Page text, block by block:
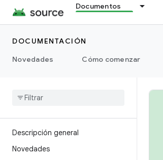
Documentos
DOCUMENTACIÓN
Novedades
Cómo comenzar
Descripción general
Novedades